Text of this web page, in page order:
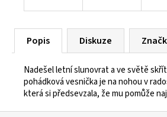
Popis Diskuze
Nadešel letní slunovrat a ve světě
pohádková vesnička je na nohou v
která si předsevzala, že mu pomůže